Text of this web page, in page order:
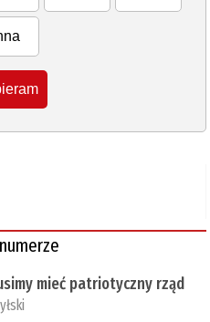
mieć patriotyczny rząd